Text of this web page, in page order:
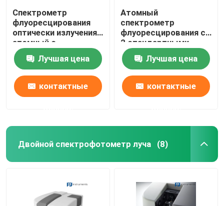
Спектрометр
флуоресцирования
оптически излучения
атомный с
Programmable
управлением
скорости
Лучшая цена
контактные
Атомный
спектрометр
флуоресцирования с
2 стандартными
шкафами образца
пробирки X45
Лучшая цена
контактные
Двойной спектрофотометр луча (8)